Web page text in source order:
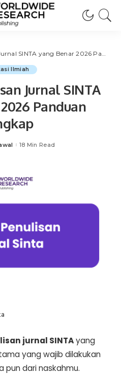
yang Benar 2026 Panduan Lengkap
Ilmiah
Jurnal SINTA
Panduan
18 Min Read
jurnal SINTAyang
yang wajib dilakukan
pun dari naskahmu.